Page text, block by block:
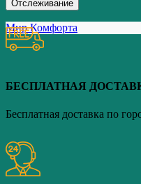
Отслеживание
Мир Комфорта
БЕСПЛАТНАЯ
Бесплатная доставка по